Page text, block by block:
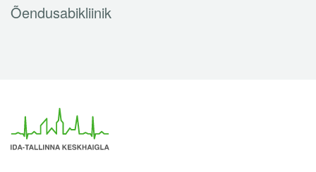
Õendusabikliinik
Steriliseerimine